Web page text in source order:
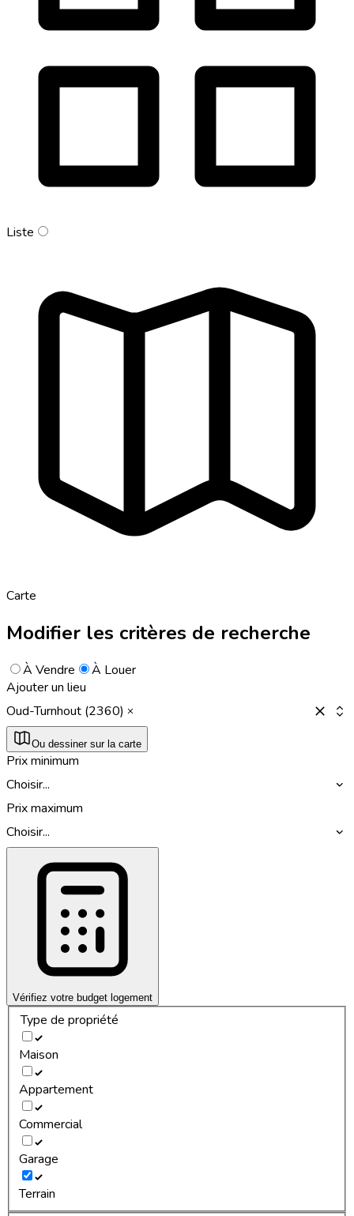
Liste
Carte
Modifier les critères de recherche
À Vendre
À Louer
Ajouter un lieu
Oud-Turnhout (2360)
Ou dessiner sur la carte
Prix minimum
Choisir...
Prix maximum
Choisir...
Vérifiez votre budget logement
Type de propriété
Maison
Appartement
Commercial
Garage
Terrain